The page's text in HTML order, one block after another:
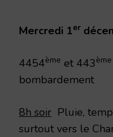
Mercredi 1er
4454ème et 443ème
bombardement
8h soir Pluie,
surtout vers le